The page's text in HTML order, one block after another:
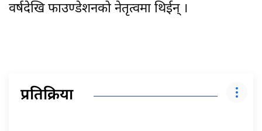
वर्षदेखि फाउण्डेशनको नेतृत्वमा थिईन् ।
प्रतिक्रिया